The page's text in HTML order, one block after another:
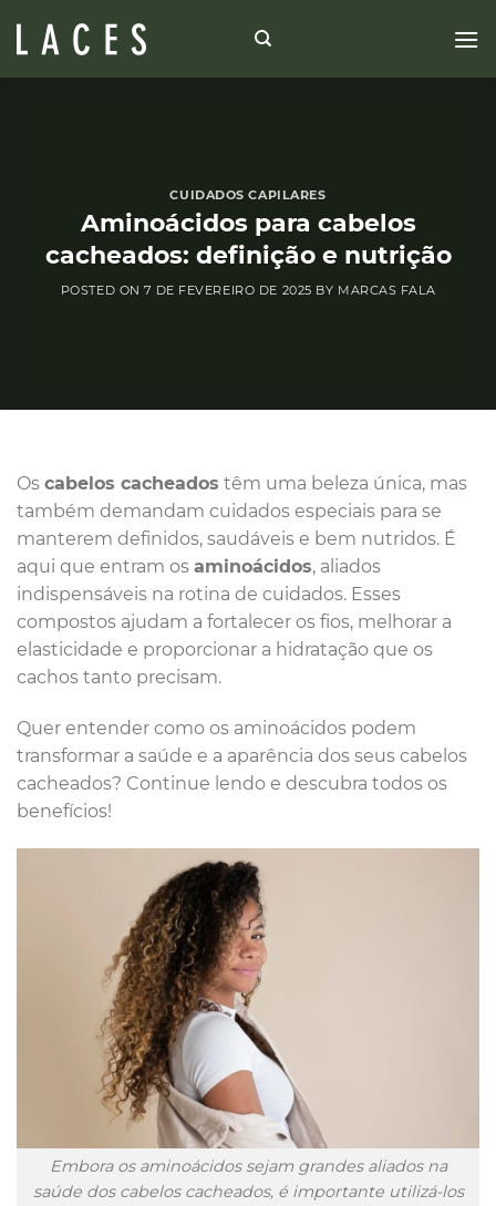
CUIDADOS CAPILARES
Aminoácidos para cabelos
cacheados: definição e nutrição
POSTED ON7 DE FEVEREIRO DE 2025 BY MARCAS FALA
Os cabelos cacheados têm uma beleza única, mas
também demandam cuidados especiais para se
manterem definidos, saudáveis e bem nutridos. É
aqui que entram os aminoácidos, aliados
indispensáveis na rotina de cuidados. Esses
compostos ajudam a fortalecer os fios, melhorar a
elasticidade e proporcionar a hidratação que os
cachos tanto precisam.
Quer entender como os aminoácidos podem
transformar a saúde e a aparência dos seus cabelos
cacheados? Continue lendo e descubra todos os
benefícios!
Embora os aminoácidos sejam grandes aliados na
saúde dos cabelos cacheados, é importante utilizá-los